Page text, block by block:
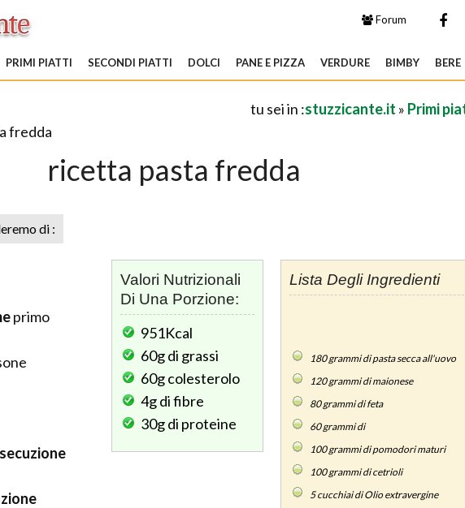
Forum
PRIMI PIATTI SECONDI PIATTI DOLCI PANE E PIZZA VERDURE BIMBY BERE
tu sei in :stuzzicante.it » Primi
fredda
ricetta pasta fredda
di :
primo
Lista Degli Ingredienti
180grammi di pasta secca all'uovo
120grammi di maionese
80grammi di feta
60grammi di
100grammi di pomodori maturi
100grammi di cetrioli
5cucchiai di Olio extravergine
Valori Nutrizionali
Di Una Porzione:
951Kcal
60gdi grassi
60gcolesterolo
4gdi fibre
30gdi proteine